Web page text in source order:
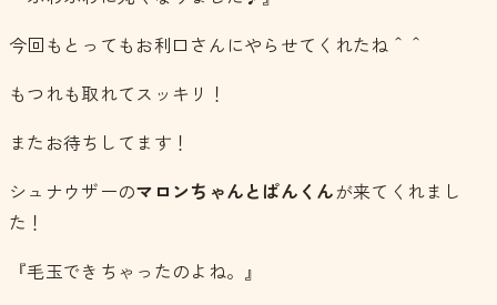
今回もとってもお利口さんにやらせてくれたね＾＾
もつれも取れてスッキリ！
またお待ちしてます！
シュナウザーのマロンちゃんとぱんくんが来てくれまし
た！
『毛玉できちゃったのよね。』